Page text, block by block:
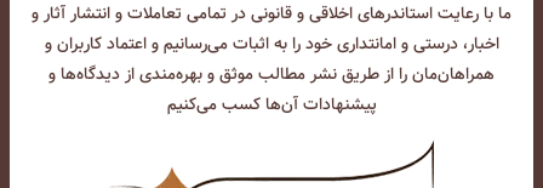
ما با رعایت استاندرهای اخلاقی و قانونی در تمامی تعاملات و انتشار آثار و
اخبار، درستی و امانتداری خود را به اثبات می‌رسانیم و اعتماد کاربران و
همراهان‌مان را از طریق نشر مطالب موثق و بهره‌مندی از دیدگاه‌ها و
پیشنهادات آن‌ها کسب می‌کنیم